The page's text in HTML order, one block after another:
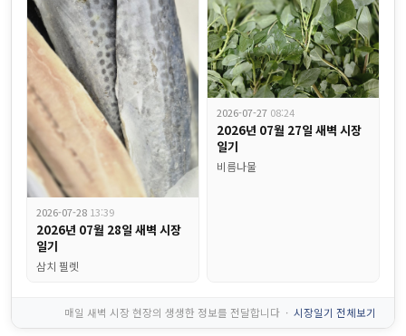
식자재 전쟁에서 살아남는 법! 부산 식당 사장님들의 비밀병기 "비
2026-07-28 13:39
2026년 07월 28일 새벽 시장
일기
삼치 필렛
2026-07-27 08:24
2026년 07월 27일 새벽 시장
일기
비름나물
매일 새벽 시장 현장의 생생한 정보를 전달합니다 · 시장일기 전체보기